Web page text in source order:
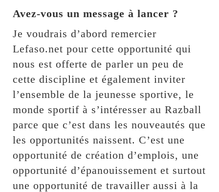
Avez-vous un message à lancer ?
Je voudrais d’abord remercier
Lefaso.net pour cette opportunité qui
nous est offerte de parler un peu de
cette discipline et également inviter
l’ensemble de la jeunesse sportive, le
monde sportif à s’intéresser au Razball
parce que c’est dans les nouveautés que
les opportunités naissent. C’est une
opportunité de création d’emplois, une
opportunité d’épanouissement et surtout
une opportunité de travailler aussi à la